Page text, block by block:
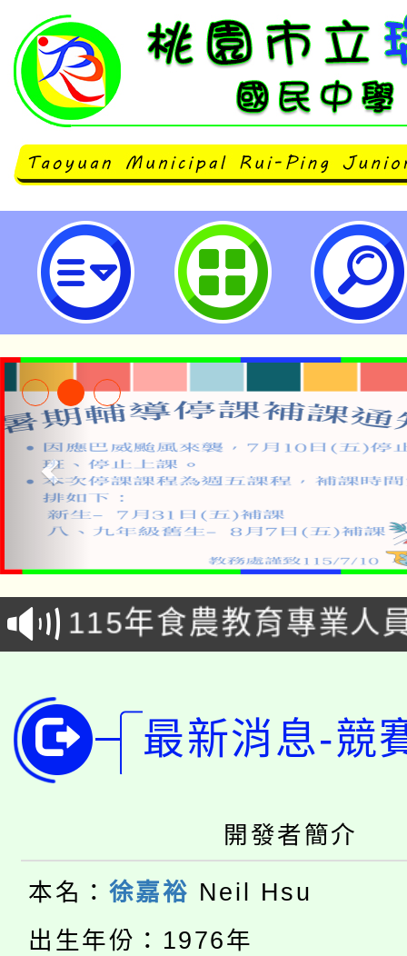
neilrpjhstyc網站設計者：徐嘉
淨零綠生活教案入校路
會
115年食農教育專業人
程
學期銜接期間理賠案件
學籍身 分審查程序及
版
淨零綠領人才培育課程
公告本校115學年度第
桃園市115學年度學生
生本土語及新住民語歌
公告本校115學年度第
代理(課)教師甄選結果(
公告本校115學年度第
最新消息-競
開發者簡介
本名： 徐嘉裕 Neil Hsu
出生年份：1976年